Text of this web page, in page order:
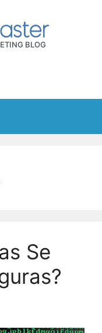
Se